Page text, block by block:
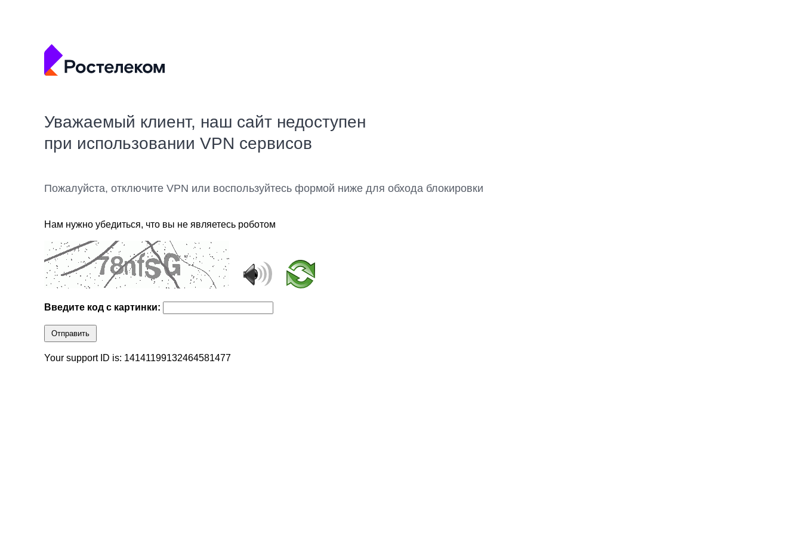
Уважаемый клиент, наш сайт недоступен
при использовании VPN сервисов
Пожалуйста, отключите VPN или воспользуйтесь формой ниже для обхода блокировки
Нам нужно убедиться, что вы не являетесь роботом
Введите код с картинки:
Отправить
Your support ID is: 14141199132464581477